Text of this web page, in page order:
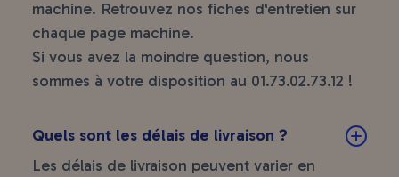
machine. Retrouvez nos fiches d'entretien sur
chaque page machine.
Si vous avez la moindre question, nous
sommes à votre disposition au 01.73.02.73.12 !
Quels sont les délais de livraison ?
Les délais de livraison peuvent varier en